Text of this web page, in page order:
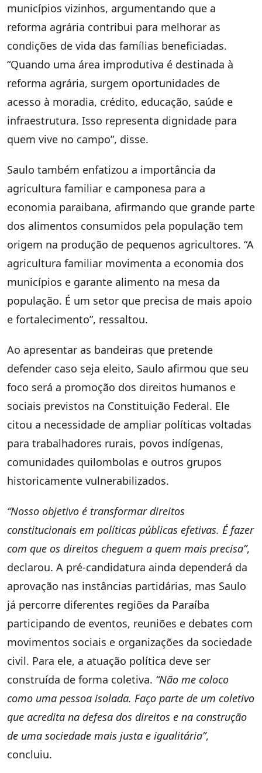
municípios vizinhos, argumentando que a
reforma agrária contribui para melhorar as
condições de vida das famílias beneficiadas.
“Quando uma área improdutiva é destinada à
reforma agrária, surgem oportunidades de
acesso à moradia, crédito, educação, saúde e
infraestrutura. Isso representa dignidade para
quem vive no campo”, disse.
Saulo também enfatizou a importância da
agricultura familiar e camponesa para a
economia paraibana, afirmando que grande parte
dos alimentos consumidos pela população tem
origem na produção de pequenos agricultores. “A
agricultura familiar movimenta a economia dos
municípios e garante alimento na mesa da
população. É um setor que precisa de mais apoio
e fortalecimento”, ressaltou.
Ao apresentar as bandeiras que pretende
defender caso seja eleito, Saulo afirmou que seu
foco será a promoção dos direitos humanos e
sociais previstos na Constituição Federal. Ele
citou a necessidade de ampliar políticas voltadas
para trabalhadores rurais, povos indígenas,
comunidades quilombolas e outros grupos
historicamente vulnerabilizados.
“Nosso objetivo é transformar direitos
constitucionais em políticas públicas efetivas. É fazer
com que os direitos cheguem a quem mais precisa”,
declarou. A pré-candidatura ainda dependerá da
aprovação nas instâncias partidárias, mas Saulo
já percorre diferentes regiões da Paraíba
participando de eventos, reuniões e debates com
movimentos sociais e organizações da sociedade
civil. Para ele, a atuação política deve ser
construída de forma coletiva. “Não me coloco
como uma pessoa isolada. Faço parte de um coletivo
que acredita na defesa dos direitos e na construção
de uma sociedade mais justa e igualitária”,
concluiu.